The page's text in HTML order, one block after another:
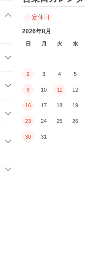
ヒー関連
定休日
2026年8月
日 月 火 水
2 3 4 5
9 10 11 12
16 17 18 19
23 24 25 26
30 31